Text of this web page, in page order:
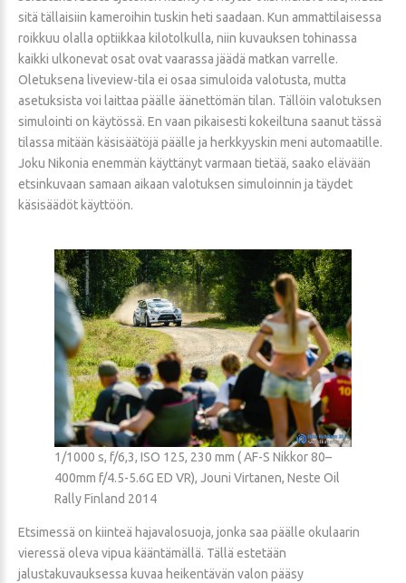
sitä tällaisiin kameroihin tuskin heti saadaan. Kun ammattilaisessa
roikkuu olalla optiikkaa kilotolkulla, niin kuvauksen tohinassa
kaikki ulkonevat osat ovat vaarassa jäädä matkan varrelle.
Oletuksena liveview-tila ei osaa simuloida valotusta, mutta
asetuksista voi laittaa päälle äänettömän tilan. Tällöin valotuksen
simulointi on käytössä. En vaan pikaisesti kokeiltuna saanut tässä
tilassa mitään käsisäätöjä päälle ja herkkyyskin meni automaatille.
Joku Nikonia enemmän käyttänyt varmaan tietää, saako elävään
etsinkuvaan samaan aikaan valotuksen simuloinnin ja täydet
käsisäädöt käyttöön.
1/1000 s, f/6,3, ISO 125, 230 mm ( AF-S Nikkor 80–
400mm f/4.5-5.6G ED VR), Jouni Virtanen, Neste Oil
Rally Finland 2014
Etsimessä on kiinteä hajavalosuoja, jonka saa päälle okulaarin
vieressä oleva vipua kääntämällä. Tällä estetään
jalustakuvauksessa kuvaa heikentävän valon pääsy